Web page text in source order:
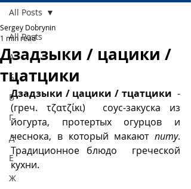
All Posts
А
Б
В
Г
Д
Е
Ж
All Posts
Дзадзыки / цацики /
тцатцики
Sergey Dobrynin
1 min read
Дзадзыки / цацики / тцатцики -
(греч. τζατζίκι)  соус-закуска из
йогурта, протертых огурцов и
чеснока, в который макают питу.
Традиционное блюдо  греческой
кухни.